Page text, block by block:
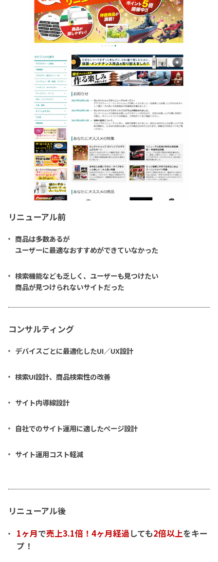
リニューアル前
商品は多数あるが
ユーザーに最適なおすすめができていなかった
検索機能なども乏しく、ユーザーも見つけたい
商品が見つけられないサイトだった
コンサルティング
デバイスごとに最適化したUI／UX設計
検索UI設計、商品検索性の改善
サイト内導線設計
自社でのサイト運用に適したページ設計
サイト運用コスト軽減
リニューアル後
1ヶ月で売上3.1倍！4ヶ月経過しても2倍以上をキー
プ！